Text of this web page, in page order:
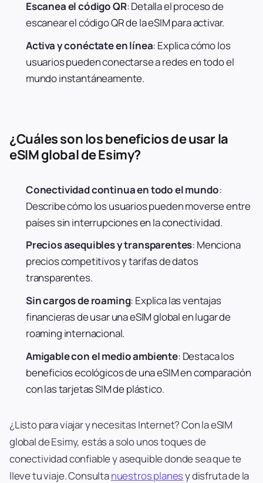
Escanea el código QR: Detalla el proceso de
escanear el código QR de la eSIM para activar.
Activa y conéctate en línea: Explica cómo los
usuarios pueden conectarse a redes en todo el
mundo instantáneamente.
¿Cuáles son los beneficios de usar la
eSIM global de Esimy?
Conectividad continua en todo el mundo:
Describe cómo los usuarios pueden moverse entre
países sin interrupciones en la conectividad.
Precios asequibles y transparentes: Menciona
precios competitivos y tarifas de datos
transparentes.
Sin cargos de roaming: Explica las ventajas
financieras de usar una eSIM global en lugar de
roaming internacional.
Amigable con el medio ambiente: Destaca los
beneficios ecológicos de una eSIM en comparación
con las tarjetas SIM de plástico.
¿Listo para viajar y necesitas Internet? Con la eSIM
global de Esimy, estás a solo unos toques de
conectividad confiable y asequible donde sea que te
lleve tu viaje. Consultanuestros planesy disfruta de la